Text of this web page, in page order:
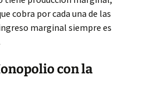
cobra por cada una de las
marginal siempre es
con la